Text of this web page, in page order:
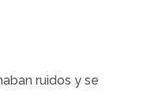
ruidos y se